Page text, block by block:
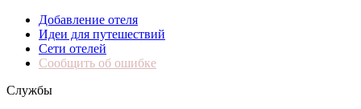
Добавление отеля
Идеи для путешествий
Сети отелей
Сообщить об ошибке
Службы